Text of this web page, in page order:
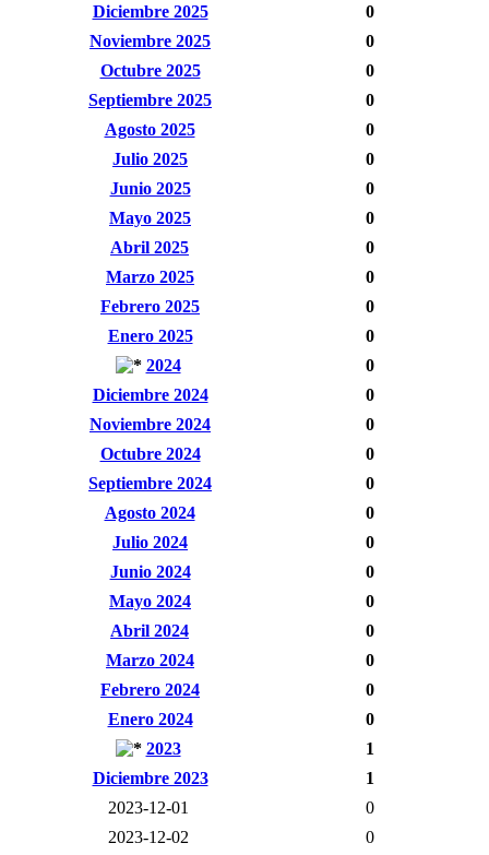
Diciembre 2025
0
Noviembre 2025
0
Octubre 2025
0
Septiembre 2025
0
Agosto 2025
0
Julio 2025
0
Junio 2025
0
Mayo 2025
0
Abril 2025
0
Marzo 2025
0
Febrero 2025
0
Enero 2025
0
2024
0
Diciembre 2024
0
Noviembre 2024
0
Octubre 2024
0
Septiembre 2024
0
Agosto 2024
0
Julio 2024
0
Junio 2024
0
Mayo 2024
0
Abril 2024
0
Marzo 2024
0
Febrero 2024
0
Enero 2024
0
2023
1
Diciembre 2023
1
2023-12-01
0
2023-12-02
0